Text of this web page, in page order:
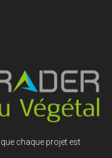
chaque projet est